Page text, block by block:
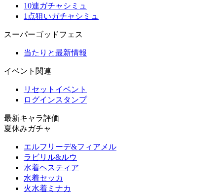
10連ガチャシミュ
1点狙いガチャシミュ
スーパーゴッドフェス
当たりと最新情報
イベント関連
リセットイベント
ログインスタンプ
最新キャラ評価
夏休みガチャ
エルフリーデ&フィアメル
ラビリル&ルウ
水着ヘスティア
水着セッカ
火水着ミナカ